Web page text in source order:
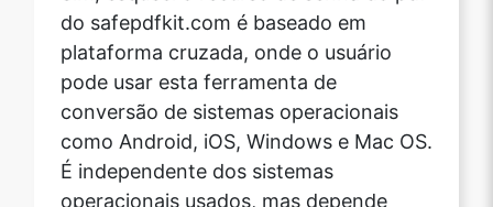
do safepdfkit.com é baseado em
plataforma cruzada, onde o usuário
pode usar esta ferramenta de
conversão de sistemas operacionais
como Android, iOS, Windows e Mac OS.
É independente dos sistemas
operacionais usados, mas depende